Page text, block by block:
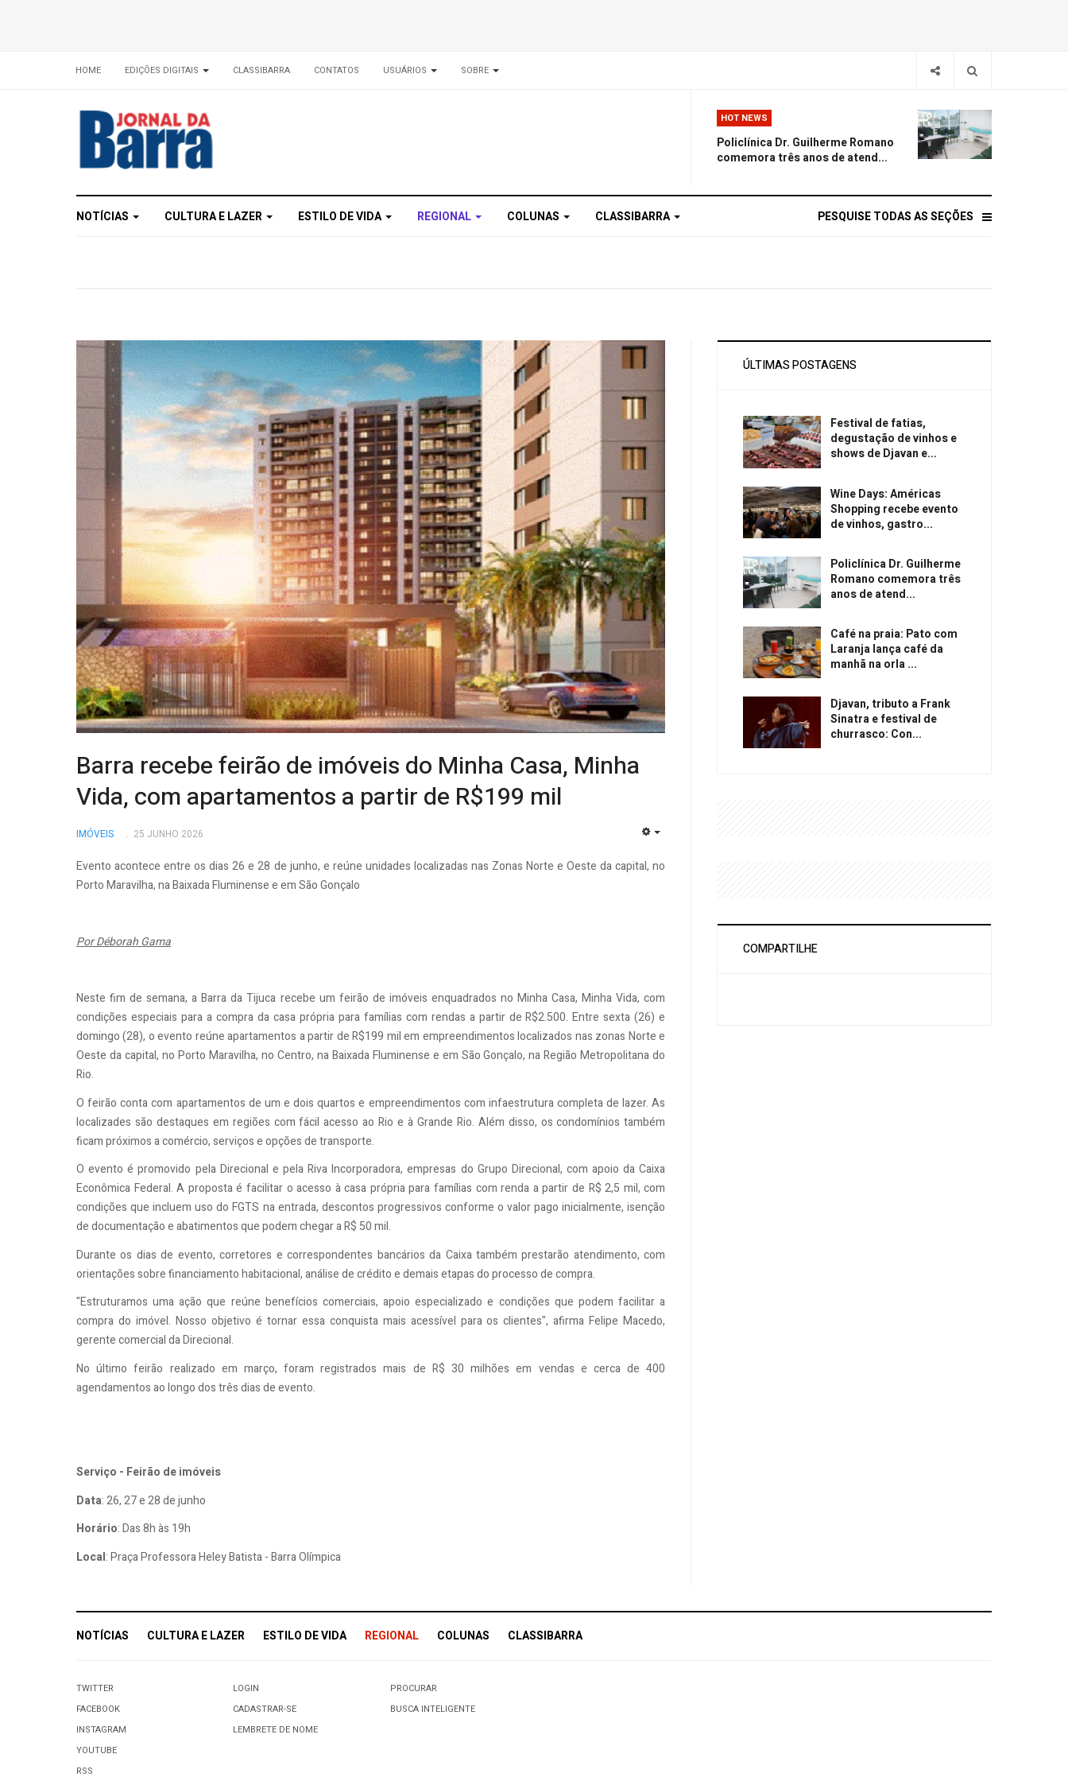
HOME EDIÇÕES DIGITAIS CLASSIBARRA CONTATOS USUÁRIOS SOBRE
HOT NEWS
Policlínica Dr. Guilherme Romano
comemora três anos de atend...
NOTÍCIAS CULTURA E LAZER ESTILO DE VIDA REGIONAL COLUNAS CLASSIBARRA PESQUISE TODAS AS SEÇÕES
Barra recebe feirão de imóveis do Minha Casa, Minha
Vida, com apartamentos a partir de R$199 mil
IMÓVEIS 25 JUNHO 2026
Evento acontece entre os dias 26 e 28 de junho, e reúne unidades localizadas nas Zonas Norte e Oeste da capital, no
Porto Maravilha, na Baixada Fluminense e em São Gonçalo
Por Déborah Gama
Neste fim de semana, a Barra da Tijuca recebe um feirão de imóveis enquadrados no Minha Casa, Minha Vida, com
condições especiais para a compra da casa própria para famílias com rendas a partir de R$2.500. Entre sexta (26) e
domingo (28), o evento reúne apartamentos a partir de R$199 mil em empreendimentos localizados nas zonas Norte e
Oeste da capital, no Porto Maravilha, no Centro, na Baixada Fluminense e em São Gonçalo, na Região Metropolitana do
Rio.
O feirão conta com apartamentos de um e dois quartos e empreendimentos com infaestrutura completa de lazer. As
localizades são destaques em regiões com fácil acesso ao Rio e à Grande Rio. Além disso, os condomínios também
ficam próximos a comércio, serviços e opções de transporte.
O evento é promovido pela Direcional e pela Riva Incorporadora, empresas do Grupo Direcional, com apoio da Caixa
Econômica Federal. A proposta é facilitar o acesso à casa própria para famílias com renda a partir de R$ 2,5 mil, com
condições que incluem uso do FGTS na entrada, descontos progressivos conforme o valor pago inicialmente, isenção
de documentação e abatimentos que podem chegar a R$ 50 mil.
Durante os dias de evento, corretores e correspondentes bancários da Caixa também prestarão atendimento, com
orientações sobre financiamento habitacional, análise de crédito e demais etapas do processo de compra.
"Estruturamos uma ação que reúne benefícios comerciais, apoio especializado e condições que podem facilitar a
compra do imóvel. Nosso objetivo é tornar essa conquista mais acessível para os clientes", afirma Felipe Macedo,
gerente comercial da Direcional.
No último feirão realizado em março, foram registrados mais de R$ 30 milhões em vendas e cerca de 400
agendamentos ao longo dos três dias de evento.
Serviço - Feirão de imóveis
Data: 26, 27 e 28 de junho
Horário: Das 8h às 19h
Local: Praça Professora Heley Batista - Barra Olímpica
ÚLTIMAS POSTAGENS
Festival de fatias,
degustação de vinhos e
shows de Djavan e...
Wine Days: Américas
Shopping recebe evento
de vinhos, gastro...
Policlínica Dr. Guilherme
Romano comemora três
anos de atend...
Café na praia: Pato com
Laranja lança café da
manhã na orla ...
Djavan, tributo a Frank
Sinatra e festival de
churrasco: Con...
COMPARTILHE
NOTÍCIAS CULTURA E LAZER ESTILO DE VIDA REGIONAL COLUNAS CLASSIBARRA
TWITTER
FACEBOOK
INSTAGRAM
YOUTUBE
RSS
LOGIN
CADASTRAR-SE
LEMBRETE DE NOME
PROCURAR
BUSCA INTELIGENTE